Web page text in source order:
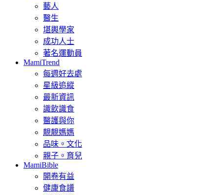
藝人
醫生
堪輿學家
成功人士
著名運動員
MamiTrend
每週好去處
星級追縱
最新資訊
識飲識食
醫護與你
靚靚媽媽
品味。文化
親子。育兒
MamiBible
開卷有益
健康食譜